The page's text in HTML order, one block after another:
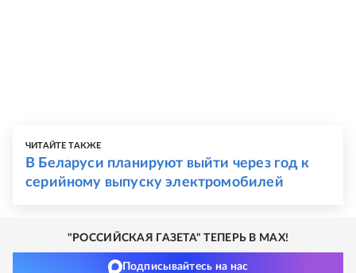
ЧИТАЙТЕ ТАКЖЕ
В Беларуси планируют выйти через год к
серийному выпуску электромобилей
"РОССИЙСКАЯ ГАЗЕТА" ТЕПЕРЬ В MAX!
Подписывайтесь на нас